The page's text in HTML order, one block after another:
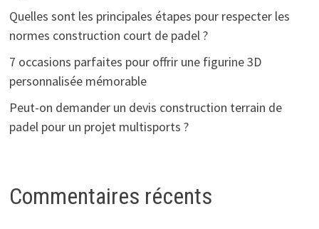
Quelles sont les principales étapes pour respecter les
normes construction court de padel ?
7 occasions parfaites pour offrir une figurine 3D
personnalisée mémorable
Peut-on demander un devis construction terrain de
padel pour un projet multisports ?
Commentaires récents